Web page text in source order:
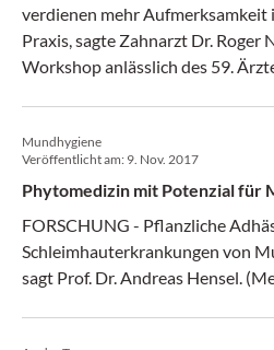
verdienen mehr Aufmerksamkeit
Praxis, sagte Zahnarzt Dr. Roger
Workshop anlässlich des 59.
erfunden. Entsprechend desolat
oralen Gesundheit aus.
Mundhygiene
Veröffentlicht am: 9. Nov. 2017
Phytomedizin mit Potenzial für
FORSCHUNG - Pflanzliche
Schleimhauterkrankungen von
sagt Prof. Dr. Andreas